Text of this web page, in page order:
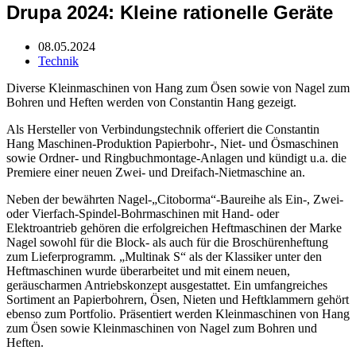
Drupa 2024: Kleine rationelle Geräte
08.05.2024
Technik
Diverse Kleinmaschinen von Hang zum Ösen sowie von Nagel zum
Bohren und Heften werden von Constantin Hang gezeigt.
Als Hersteller von Verbindungstechnik offeriert die Constantin
Hang Maschinen-Produktion Papierbohr-, Niet- und Ösmaschinen
sowie Ordner- und Ringbuchmontage-Anlagen und kündigt u.a. die
Premiere einer neuen Zwei- und Dreifach-Nietmaschine an.
Neben der bewährten Nagel-„Citoborma“-Baureihe als Ein-, Zwei-
oder Vierfach-Spindel-Bohrmaschinen mit Hand- oder
Elektroantrieb gehören die erfolgreichen Heftmaschinen der Marke
Nagel sowohl für die Block- als auch für die Broschürenheftung
zum Lieferprogramm. „Multinak S“ als der Klassiker unter den
Heftmaschinen wurde überarbeitet und mit einem neuen,
geräuscharmen Antriebskonzept ausgestattet. Ein umfangreiches
Sortiment an Papierbohrern, Ösen, Nieten und Heftklammern gehört
ebenso zum Portfolio. Präsentiert werden Kleinmaschinen von Hang
zum Ösen sowie Kleinmaschinen von Nagel zum Bohren und
Heften.